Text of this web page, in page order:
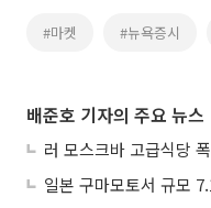
#마켓 #뉴욕증시
배준호 기자의 주요 뉴스
일본 구마모토서 규모